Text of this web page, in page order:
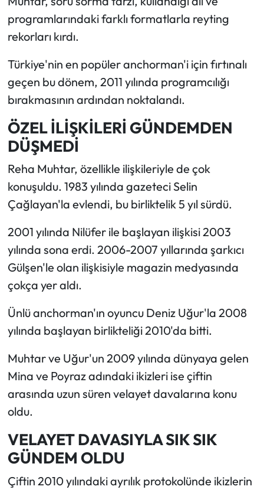
programlarındaki farklı formatlarla reyting
rekorları kırdı.
Türkiye'nin en popüler anchorman'i için fırtınalı
geçen bu dönem, 2011 yılında programcılığı
bırakmasının ardından noktalandı.
ÖZEL İLİŞKİLERİ GÜNDEMDEN
DÜŞMEDİ
Reha Muhtar, özellikle ilişkileriyle de çok
konuşuldu. 1983 yılında gazeteci Selin
Çağlayan'la evlendi, bu birliktelik 5 yıl sürdü.
2001 yılında Nilüfer ile başlayan ilişkisi 2003
yılında sona erdi. 2006-2007 yıllarında şarkıcı
Gülşen'le olan ilişkisiyle magazin medyasında
çokça yer aldı.
Ünlü anchorman'ın oyuncu Deniz Uğur'la 2008
yılında başlayan birlikteliği 2010'da bitti.
Muhtar ve Uğur'un 2009 yılında dünyaya gelen
Mina ve Poyraz adındaki ikizleri ise çiftin
arasında uzun süren velayet davalarına konu
oldu.
VELAYET DAVASIYLA SIK SIK
GÜNDEM OLDU
Çiftin 2010 yılındaki ayrılık protokolünde ikizlerin